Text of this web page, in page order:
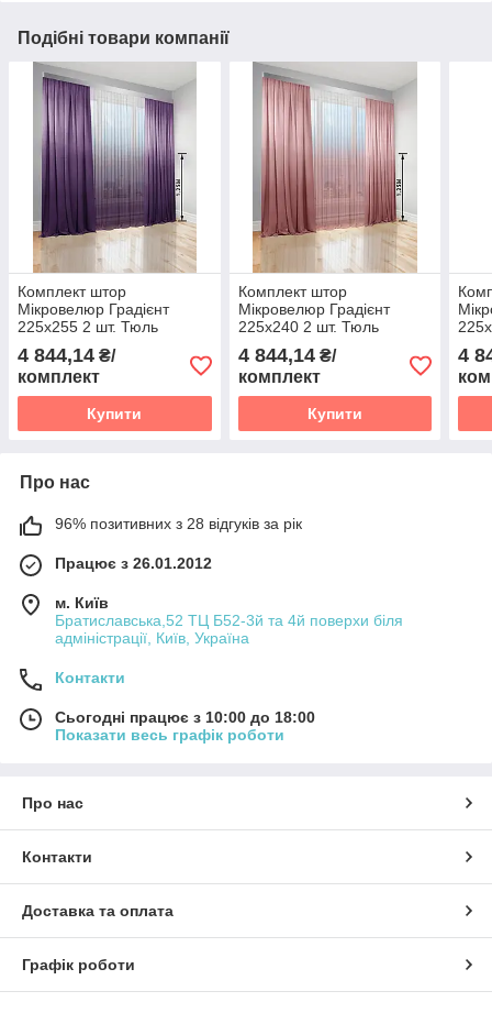
Подібні товари компанії
Комплект штор
Мікровелюр Градієнт
225х255 2 шт. Тюль
Градієнт Батист прозорий
500х255 перехід від
Фіолетового в Білий
4 844,14 ₴/
комплект
Купити
Комплект штор
Мікровелюр Градієнт
225х240 2 шт. Тюль
Градієнт Батист прозорий
500х240 перехід від
Пудрового в Білий
4 844,14₴/
комплект
Купити
4
Про нас
96% позитивних з 28 відгуків за рік
Працює з 26.01.2012
м. Київ
Братиславська,52 ТЦ Б52-3й та 4й поверхи біля
адміністрації, Київ, Україна
Контакти
Сьогодні працює з 10:00 до 18:00
Показати весь графік роботи
Про нас
Контакти
Доставка та оплата
Графік роботи